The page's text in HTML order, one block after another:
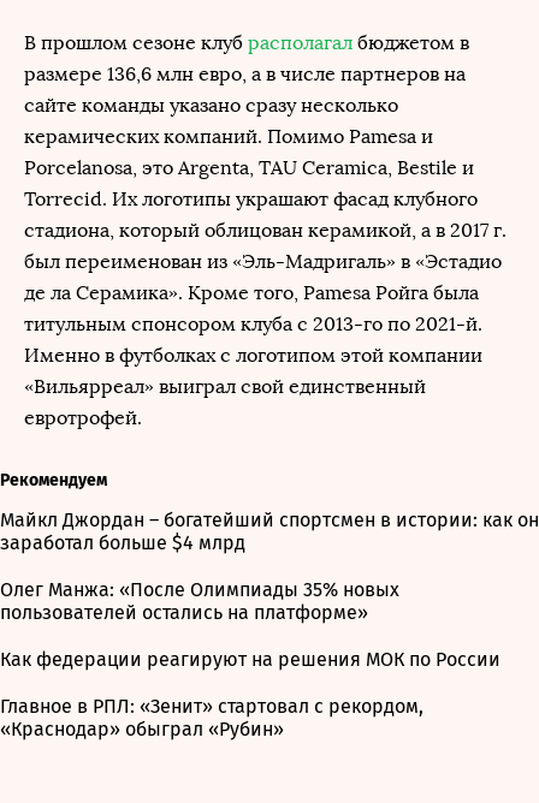
В прошлом сезоне клуб располагал бюджетом в
размере 136,6 млн евро, а в числе партнеров на
сайте команды указано сразу несколько
керамических компаний. Помимо Pamesa и
Porcelanosa, это Argenta, TAU Ceramica, Bestile и
Torrecid. Их логотипы украшают фасад клубного
стадиона, который облицован керамикой, а в 2017 г.
был переименован из «Эль-Мадригаль» в «Эстадио
де ла Серамика». Кроме того, Pamesa Ройга была
титульным спонсором клуба с 2013-го по 2021-й.
Именно в футболках с логотипом этой компании
«Вильярреал» выиграл свой единственный
евротрофей.
Рекомендуем
Майкл Джордан – богатейший спортсмен в истории: как он
заработал больше $4 млрд
Олег Манжа: «После Олимпиады 35% новых
пользователей остались на платформе»
Как федерации реагируют на решения МОК по России
Главное в РПЛ: «Зенит» стартовал с рекордом,
«Краснодар» обыграл «Рубин»